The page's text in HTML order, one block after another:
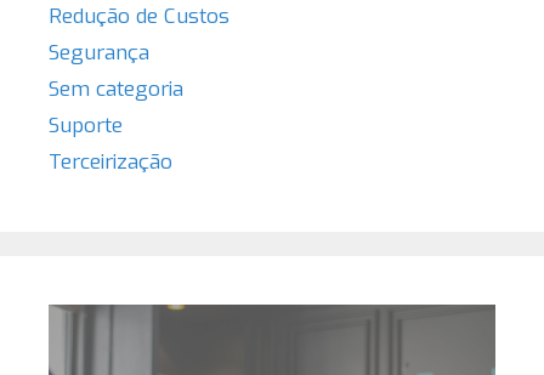
Redução de Custos
Segurança
Sem categoria
Suporte
Terceirização